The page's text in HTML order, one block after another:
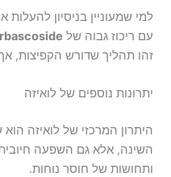
למי שמעוניין בניסיון
עם ריכוז גבוה של
זהו תהליך שדורש הקפיצות,
יתרונות נוספים של לואיזה
היתרון המרכזי של לואיזה
השינה, אלא גם השפעה
ותחושות של חוסר נוחות.